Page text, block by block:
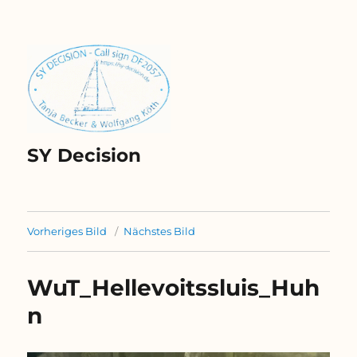
SY Decision
Vorheriges Bild Nächstes Bild
WuT_Hellevoitssluis_Huh
n